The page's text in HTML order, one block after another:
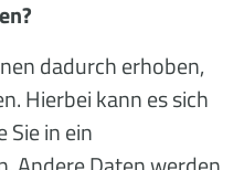
dadurch erhoben,
Hierbei kann es sich
Sie in ein